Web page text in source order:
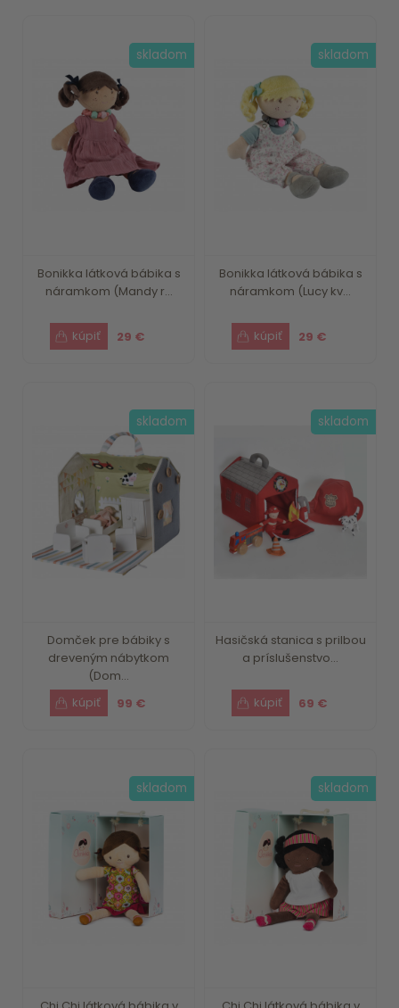
Bonikka látková bábika s
náramkom (Mandy r...
29 €
skladom
Bonikka látková bábika s
náramkom (Lucy kv...
29 €
skladom
Domček pre bábiky s
dreveným nábytkom
(Dom...
99 €
skladom
Hasičská stanica s prilbou
a príslušenstvo...
69 €
skladom
skladom skladom